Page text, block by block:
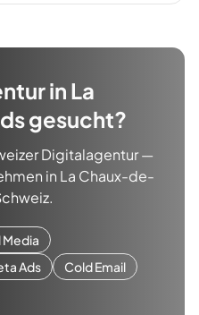
in La
gesucht?
Digitalagentur —
in La Chaux-de-
Media
Ads
Cold Email